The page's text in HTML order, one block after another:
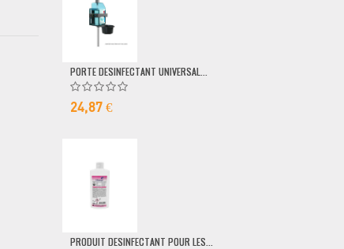
PORTE DESINFECTANT UNIVERSAL...
24,87 €
PRODUIT DESINFECTANT POUR LES...